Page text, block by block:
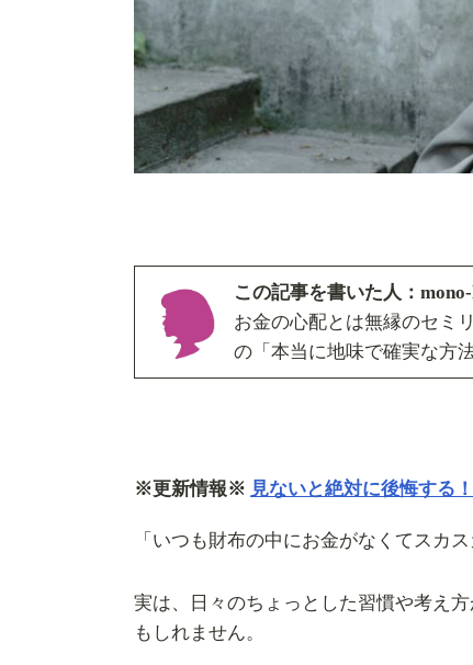
この記事を書いた人：
お金の心配とは無縁のセミ
の「本当に地味で確実な方
※更新情報※ 見ないと絶対に後悔する
「いつも財布の中にお金がなくてスカ
実は、日々のちょっとした習慣や考え
もしれません。